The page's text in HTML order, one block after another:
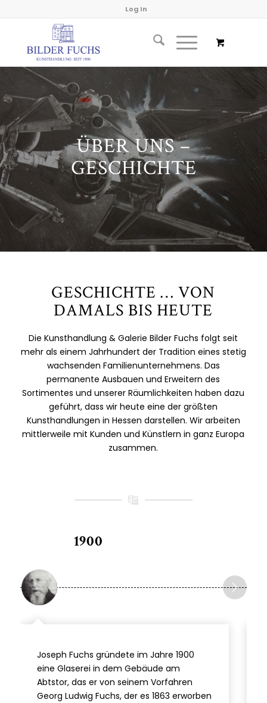
Log In
ÜBER UNS –
GESCHICHTE
GESCHICHTE … VON
DAMALS BIS HEUTE
Die Kunsthandlung & Galerie Bilder Fuchs folgt seit
mehr als einem Jahrhundert der Tradition eines stetig
wachsenden Familienunternehmens. Das
permanente Ausbauen und Erweitern des
Sortimentes und unserer Räumlichkeiten haben dazu
geführt, dass wir heute eine der größten
Kunsthandlungen in Hessen darstellen. Wir arbeiten
mittlerweile mit Kunden und Künstlern in ganz Europa
zusammen.
1900
Joseph Fuchs gründete im Jahre 1900
eine Glaserei in dem Gebäude am
Abtstor, das er von seinem Vorfahren
Georg Ludwig Fuchs, der es 1863 erworben